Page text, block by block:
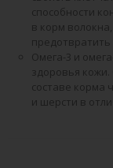
способности
в корм
Омега-3 и
здоровья
составе корма
и шерсти в